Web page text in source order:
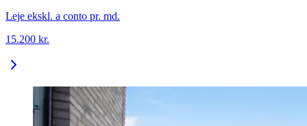
Leje ekskl. a conto pr. md.
15.200 kr.